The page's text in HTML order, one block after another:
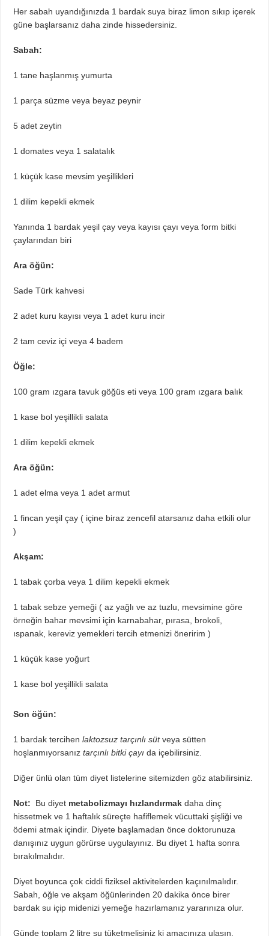
Her sabah uyandığınızda 1 bardak suya biraz limon sıkıp içerek
güne başlarsanız daha zinde hissedersiniz.
Sabah:
1 tane haşlanmış yumurta
1 parça süzme veya beyaz peynir
5 adet zeytin
1 domates veya 1 salatalık
1 küçük kase mevsim yeşillikleri
1 dilim kepekli ekmek
Yanında 1 bardak yeşil çay veya kayısı çayı veya form bitki
çaylarından biri
Ara öğün:
Sade Türk kahvesi
2 adet kuru kayısı veya 1 adet kuru incir
2 tam ceviz içi veya 4 badem
Öğle:
100 gram ızgara tavuk göğüs eti veya 100 gram ızgara balık
1 kase bol yeşillikli salata
1 dilim kepekli ekmek
Ara öğün:
1 adet elma veya 1 adet armut
1 fincan yeşil çay ( içine biraz zencefil atarsanız daha etkili olur
)
Akşam:
1 tabak çorba veya 1 dilim kepekli ekmek
1 tabak sebze yemeği ( az yağlı ve az tuzlu, mevsimine göre
örneğin bahar mevsimi için karnabahar, pırasa, brokoli,
ıspanak, kereviz yemekleri tercih etmenizi öneririm )
1 küçük kase yoğurt
1 kase bol yeşillikli salata
Son öğün:
1 bardak tercihenlaktozsuz tarçınlı sütveya sütten
hoşlanmıyorsanıztarçınlı bitki çayı da içebilirsiniz.
Diğer ünlü olan tüm diyet listelerine sitemizden göz atabilirsiniz.
Not: Bu diyet metabolizmayı hızlandırmak daha dinç
hissetmek ve 1 haftalık süreçte hafiflemek vücuttaki şişliği ve
ödemi atmak içindir. Diyete başlamadan önce doktorunuza
danışınız uygun görürse uygulayınız. Bu diyet 1 hafta sonra
bırakılmalıdır.
Diyet boyunca çok ciddi fiziksel aktivitelerden kaçınılmalıdır.
Sabah, öğle ve akşam öğünlerinden 20 dakika önce birer
bardak su içip midenizi yemeğe hazırlamanız yararınıza olur.
Günde toplam 2 litre su tüketmelisiniz ki amacınıza ulaşın.